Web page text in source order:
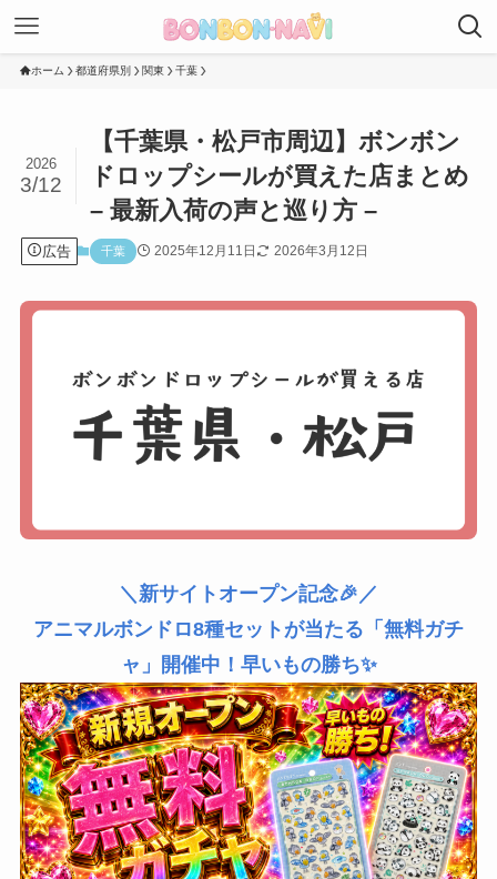
ホーム 都道府県別 関東 千葉
【千葉県・松戸市周辺】ボンボン
ドロップシールが買えた店まとめ
– 最新入荷の声と巡り方 –
2026
3/12
広告 千葉 2025年12月11日 2026年3月12日
＼新サイトオープン記念🎉／
アニマルボンドロ8種セットが当たる「無料ガチ
ャ」開催中！早いもの勝ち✨